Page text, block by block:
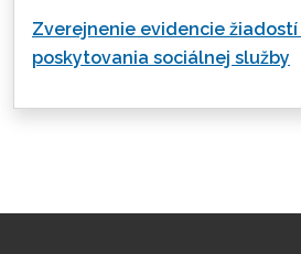
Zverejnenie evidencie
poskytovania sociálnej služby